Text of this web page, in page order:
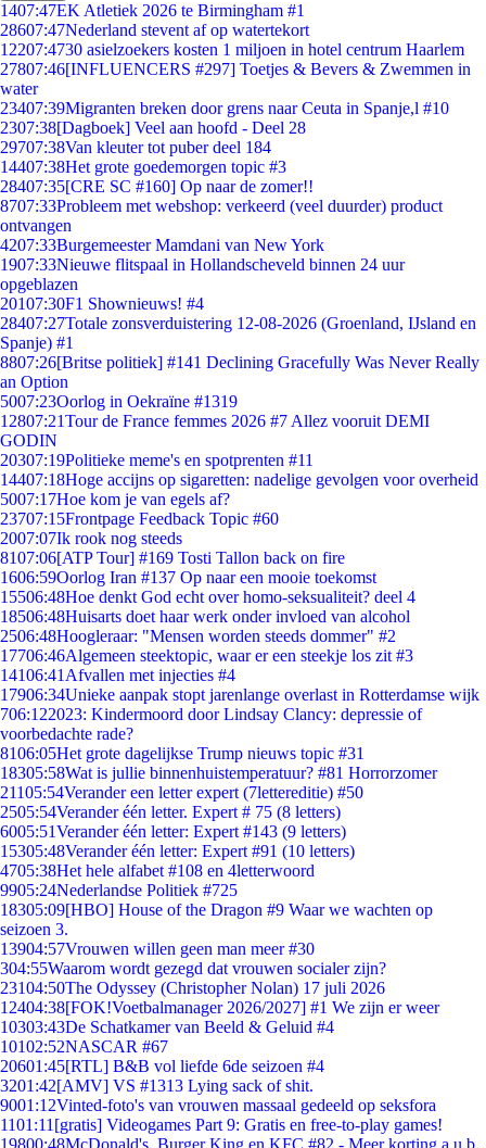
1407:47EK Atletiek 2026 te Birmingham #1
28607:47Nederland stevent af op watertekort
12207:4730 asielzoekers kosten 1 miljoen in hotel centrum Haarlem
27807:46[INFLUENCERS #297] Toetjes & Bevers & Zwemmen in
water
23407:39Migranten breken door grens naar Ceuta in Spanje,l #10
2307:38[Dagboek] Veel aan hoofd - Deel 28
29707:38Van kleuter tot puber deel 184
14407:38Het grote goedemorgen topic #3
28407:35[CRE SC #160] Op naar de zomer!!
8707:33Probleem met webshop: verkeerd (veel duurder) product
ontvangen
4207:33Burgemeester Mamdani van New York
1907:33Nieuwe flitspaal in Hollandscheveld binnen 24 uur
opgeblazen
20107:30F1 Shownieuws! #4
28407:27Totale zonsverduistering 12-08-2026 (Groenland, IJsland en
Spanje) #1
8807:26[Britse politiek] #141 Declining Gracefully Was Never Really
an Option
5007:23Oorlog in Oekraïne #1319
12807:21Tour de France femmes 2026 #7 Allez vooruit DEMI
GODIN
20307:19Politieke meme's en spotprenten #11
14407:18Hoge accijns op sigaretten: nadelige gevolgen voor overheid
5007:17Hoe kom je van egels af?
23707:15Frontpage Feedback Topic #60
2007:07Ik rook nog steeds
8107:06[ATP Tour] #169 Tosti Tallon back on fire
1606:59Oorlog Iran #137 Op naar een mooie toekomst
15506:48Hoe denkt God echt over homo-seksualiteit? deel 4
18506:48Huisarts doet haar werk onder invloed van alcohol
2506:48Hoogleraar: "Mensen worden steeds dommer" #2
17706:46Algemeen steektopic, waar er een steekje los zit #3
14106:41 Afvallen met injecties #4
17906:34Unieke aanpak stopt jarenlange overlast in Rotterdamse wijk
706:122023: Kindermoord door Lindsay Clancy: depressie of
voorbedachte rade?
8106:05Het grote dagelijkse Trump nieuws topic #31
18305:58Wat is jullie binnenhuistemperatuur? #81 Horrorzomer
21105:54Verander een letter expert (7lettereditie) #50
2505:54Verander één letter. Expert # 75 (8 letters)
6005:51Verander één letter: Expert #143 (9 letters)
15305:48Verander één letter: Expert #91 (10 letters)
4705:38Het hele alfabet #108 en 4letterwoord
9905:24Nederlandse Politiek #725
18305:09[HBO] House of the Dragon #9 Waar we wachten op
seizoen 3.
13904:57Vrouwen willen geen man meer #30
304:55Waarom wordt gezegd dat vrouwen socialer zijn?
23104:50The Odyssey (Christopher Nolan) 17 juli 2026
12404:38[FOK!Voetbalmanager 2026/2027] #1 We zijn er weer
10303:43De Schatkamer van Beeld & Geluid #4
10102:52NASCAR #67
20601:45[RTL] B&B vol liefde 6de seizoen #4
3201:42[AMV] VS #1313 Lying sack of shit.
9001:12Vinted-foto's van vrouwen massaal gedeeld op seksfora
1101:11 [gratis] Videogames Part 9: Gratis en free-to-play games!
19800:48McDonald's, Burger King en KFC #82 - Meer korting a.u.b.